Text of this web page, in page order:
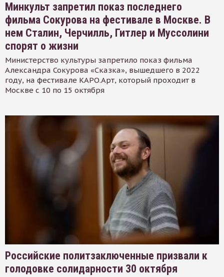
Минкульт запретил показ последнего
фильма Сокурова на фестивале в Москве. В
нем Сталин, Черчилль, Гитлер и Муссолини
спорят о жизни
Министерство культуры запретило показ фильма
Александра Сокурова «Сказка», вышедшего в 2022
году, на фестивале КАРО.Арт, который проходит в
Москве с 10 по 15 октября
Российские политзаключенные призвали к
голодовке солидарности 30 октября